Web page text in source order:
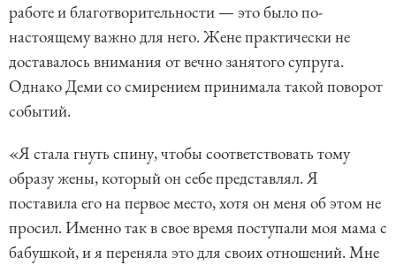
работе и благотворительности — это было по-
настоящему важно для него. Жене практически не
доставалось внимания от вечно занятого супруга.
Однако Деми со смирением принимала такой поворот
событий.
«Я стала гнуть спину, чтобы соответствовать тому
образу жены, который он себе представлял. Я
поставила его на первое место, хотя он меня об этом не
просил. Именно так в свое время поступали моя мама с
бабушкой, и я переняла это для своих отношений. Мне